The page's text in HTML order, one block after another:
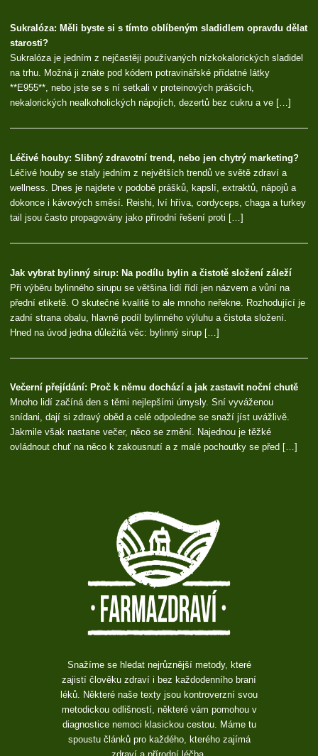
Sukralóza: Měli byste si s tímto oblíbeným sladidlem opravdu dělat
starosti?
Sukralóza je jedním z nejčastěji používaných nízkokalorických sladidel
na trhu. Možná ji znáte pod kódem potravinářské přídatné látky
**E955**, nebo jste se s ní setkali v proteinových prášcích,
nekalorických nealkoholických nápojích, dezertů bez cukru a ve […]
Léčivé houby: Slibný zdravotní trend, nebo jen chytrý marketing?
Léčivé houby se staly jedním z největších trendů ve světě zdraví a
wellness. Dnes je najdete v podobě prášků, kapslí, extraktů, nápojů a
dokonce i kávových směsí. Reishi, lví hříva, cordyceps, chaga a turkey
tail jsou často propagovány jako přírodní řešení proti […]
Jak vybrat bylinný sirup: Na podílu bylin a čistotě složení záleží
Při výběru bylinného sirupu se většina lidí řídí jen názvem a vůní na
přední etiketě. O skutečné kvalitě to ale mnoho neřekne. Rozhodující je
zadní strana obalu, hlavně podíl bylinného výluhu a čistota složení.
Hned na úvod jedna důležitá věc: bylinný sirup […]
Večerní přejídání: Proč k němu dochází a jak zastavit noční chutě
Mnoho lidí začíná den s těmi nejlepšími úmysly. Sní vyváženou
snídani, dají si zdravý oběd a celé odpoledne se snaží jíst uvážlivě.
Jakmile však nastane večer, něco se změní. Najednou je těžké
ovládnout chuť na něco k zakousnutí a z malé pochoutky se před […]
Snažíme se hledat nejrůznější metody, které
zajistí člověku zdraví i bez každodenního braní
léků. Některé naše texty jsou kontroverzní svou
metodickou odlišností, některé vám pomohou v
diagnostice nemoci klasickou cestou. Máme tu
spoustu článků pro každého, kterého zajímá